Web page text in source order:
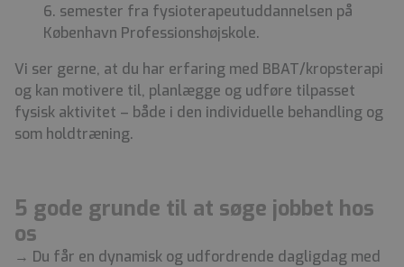
6. semester fra fysioterapeutuddannelsen på
København Professionshøjskole.
Vi ser gerne, at du har erfaring med BBAT/kropsterapi
og kan motivere til, planlægge og udføre tilpasset
fysisk aktivitet – både i den individuelle behandling og
som holdtræning.
5 gode grunde til at søge jobbet hos
os
→ Du får en dynamisk og udfordrende dagligdag med